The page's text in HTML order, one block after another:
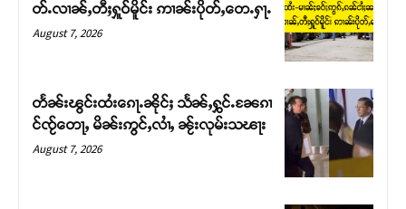
Support SHAN
တ်ႇ တူဝ်ႈလုမ်ႈၾႃႉၼၼ်ႉ ၶဝ်ႈႁူမ်ႈၵမ်ႉထႅမ် ၸုမ်းၶၢ
ဝ်ႇၽူႈတွႆႇႁွၵ်ႈ လႆႈယူႇၶႃႈဢေႃႈ။
တ်ႉလၢၼ်ႇတီႈႁူဝ်မိူင်း ဢၢၼ်းပိုတ်ႇတေႉႁႃႉ
August 7, 2026
တႅၼ်းၽွင်းထႆးၵေႃႉၼိုင်ႈ သႅၼ်ႇႁွင်ႉၼႄၵၢ
င်ၸႂ်တေႃႇ မိၼ်းဢွင်ႇလၢႆႇ ၼႂ်းလုမ်းသၽႃး
August 7, 2026